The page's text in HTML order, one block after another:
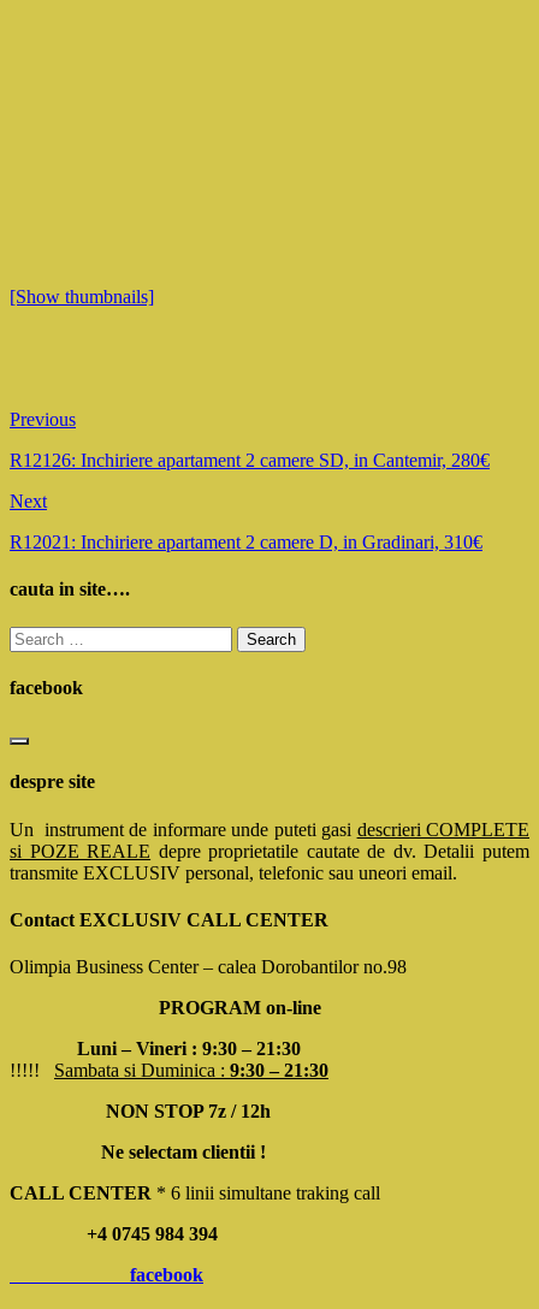
[Show thumbnails]
Previous
R12126: Inchiriere apartament 2 camere SD, in Cantemir, 280€
Next
R12021: Inchiriere apartament 2 camere D, in Gradinari, 310€
cauta in site….
Search
for:
facebook
despre site
Un instrument de informare unde puteti gasi descrieri COMPLETE
si POZE REALE depre proprietatile cautate de dv. Detalii putem
transmite EXCLUSIV personal, telefonic sau uneori email.
Contact EXCLUSIV CALL CENTER
Olimpia Business Center – calea Dorobantilor no.98
PROGRAM on-line
Luni – Vineri : 9:30 – 21:30
!!!!! Sambata si Duminica : 9:30 – 21:30
NON STOP 7z / 12h
Ne selectam clientii !
CALL CENTER * 6 linii simultane traking call
+4 0745 984 394
facebook